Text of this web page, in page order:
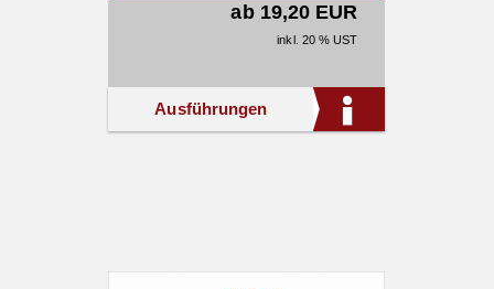
ab 19,20 EUR
inkl. 20 % UST
Ausführungen